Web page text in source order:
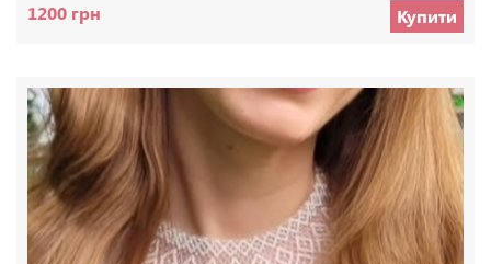
1200 грн Купити